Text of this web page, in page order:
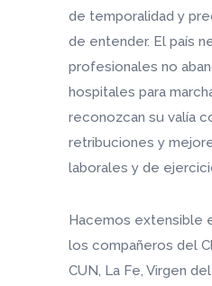
de temporalidad y
de entender. El país
profesionales no
hospitales para
reconozcan su valía
retribuciones y
laborales y de
Hacemos extensible
los compañeros del
CUN, La Fe, Virgen